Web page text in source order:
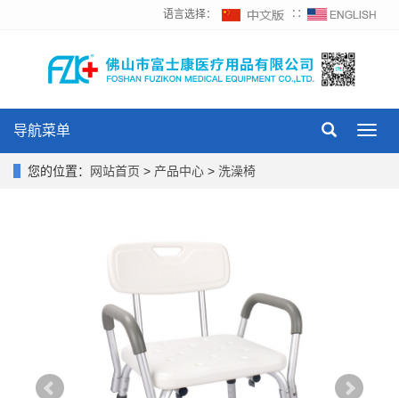
语言选择： ∷
导航菜单
您的位置： 网站首页 > 产品中心 > 洗澡椅